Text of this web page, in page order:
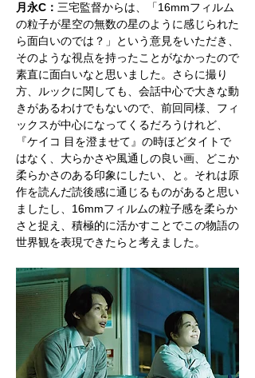
月永C： 三宅監督からは、「16mmフィルム
の粒子が星空の無数の星のように感じられた
ら面白いのでは？」という意見をいただき、
そのような視点を持ったことがなかったので
素直に面白いなと思いました。さらに撮り
方、ルックに関しても、会話中心で大きな動
きがあるわけでもないので、前回同様、フィ
ックスが中心になってくるだろうけれど、
『ケイコ 目を澄ませて』の時ほどタイトで
はなく、大らかさや風通しの良い画、どこか
柔らかさのある印象にしたい、と。それは原
作を読んだ読後感に通じるものがあると思い
ましたし、16mmフィルムの粒子感を柔らか
さと捉え、積極的に活かすことでこの物語の
世界観を表現できたらと考えました。